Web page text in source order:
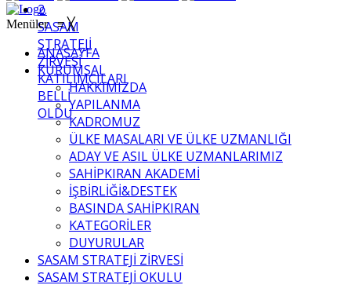
2.
SASAM
STRATEJİ
ZİRVESİ
KATILIMCILARI
BELLİ
OLDU
Menüler≡ ╳
ANASAYFA
KURUMSAL
HAKKIMIZDA
YAPILANMA
KADROMUZ
ÜLKE MASALARI VE ÜLKE UZMANLIĞI
ADAY VE ASIL ÜLKE UZMANLARIMIZ
SAHİPKIRAN AKADEMİ
İŞBİRLİĞİ&DESTEK
BASINDA SAHİPKIRAN
KATEGORİLER
DUYURULAR
SASAM STRATEJİ ZİRVESİ
SASAM STRATEJİ OKULU